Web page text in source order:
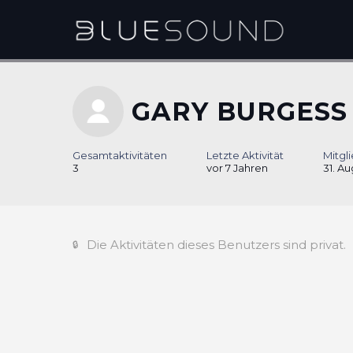
GARY BURGESS
Gesamtaktivitäten
3
Letzte Aktivität
vor 7 Jahren
31.
Die Aktivitäten dieses Benutzers sind privat.